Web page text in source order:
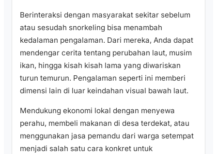
Berinteraksi dengan masyarakat sekitar sebelum
atau sesudah snorkeling bisa menambah
kedalaman pengalaman. Dari mereka, Anda dapat
mendengar cerita tentang perubahan laut, musim
ikan, hingga kisah kisah lama yang diwariskan
turun temurun. Pengalaman seperti ini memberi
dimensi lain di luar keindahan visual bawah laut.
Mendukung ekonomi lokal dengan menyewa
perahu, membeli makanan di desa terdekat, atau
menggunakan jasa pemandu dari warga setempat
menjadi salah satu cara konkret untuk